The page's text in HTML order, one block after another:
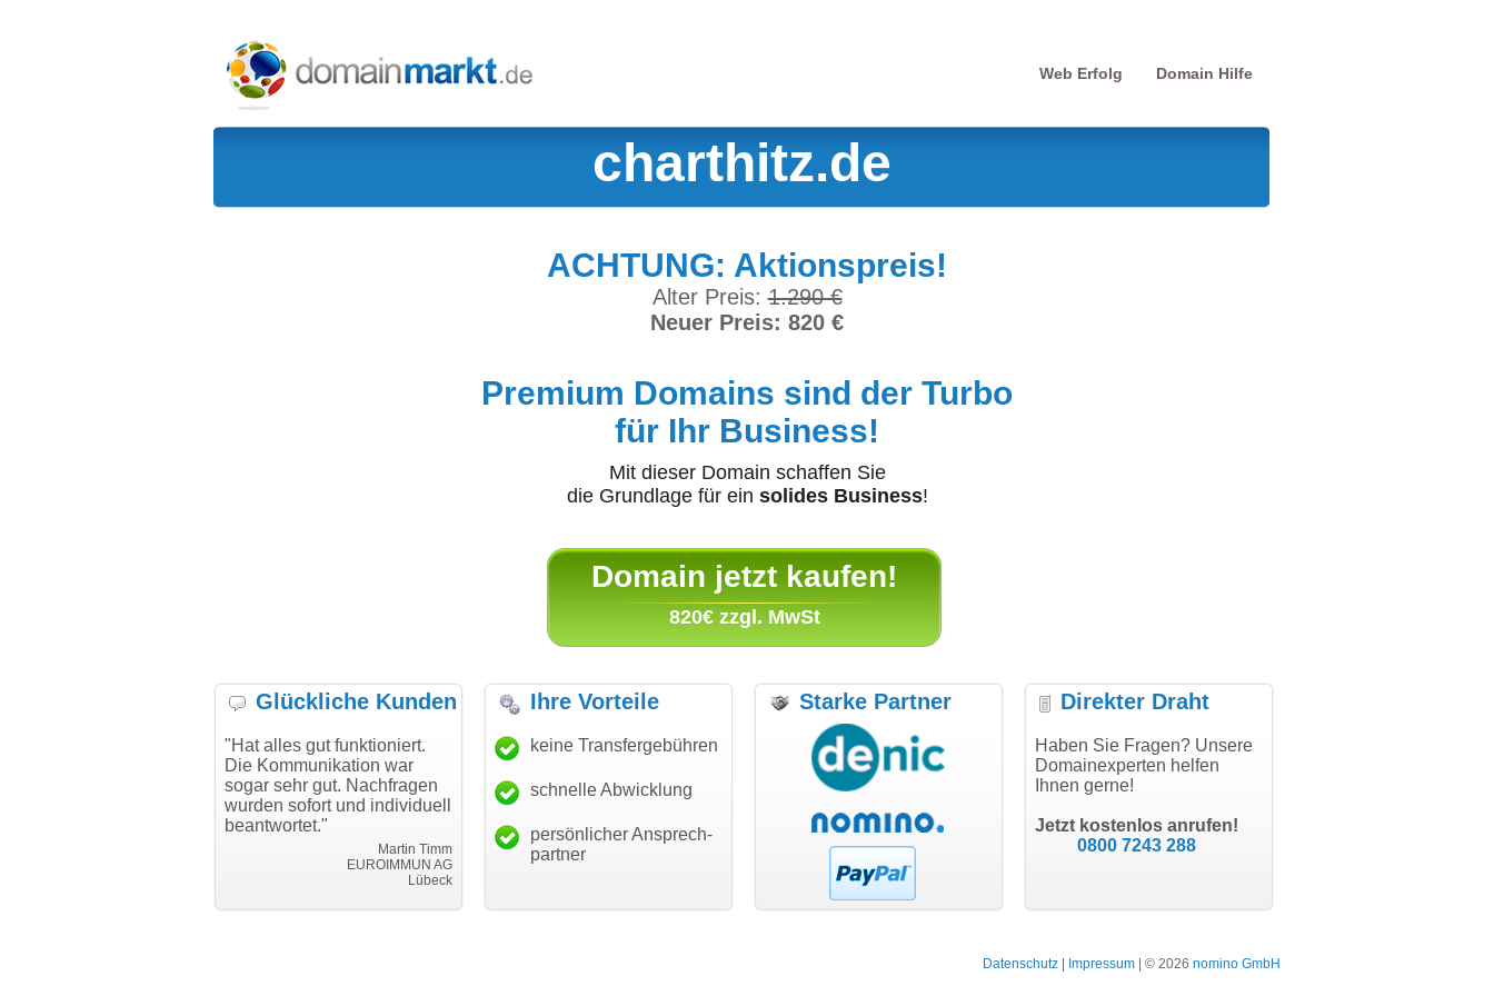
Web Erfolg Domain Hilfe
charthitz.de
ACHTUNG: Aktionspreis!
Alter Preis:1.290 €
Neuer Preis: 820 €
Premium Domains sind der Turbo
für Ihr Business!
Mit dieser Domain schaffen Sie
die Grundlage für ein solides Business!
Domain jetzt kaufen!
820€ zzgl. MwSt
Glückliche Kunden
"Hat alles gut funktioniert.
Die Kommunikation war
sogar sehr gut. Nachfragen
wurden sofort und individuell
beantwortet."
Martin Timm
EUROIMMUN AG
Lübeck
"Danke für den schnellen
Transfer und guten Service!"
Thomas Schäfer
i can eckert communication GmbH
"Ich bin dankbar, meine
Wunschdomain gefunden zu
haben. Die Domain passt für
hundertprozentig."
Janina Köck
Leben im Einklang
leben-im-einklang.de
"Super Abwicklung, vielen
modern software GbR
Landau an der Isar
"Vielen Dank für den
Ihre Vorteile
keine Transfergebühren
schnelle Abwicklung
persönlicher Ansprech-
partner
Starke Partner Direkter Draht
Haben Sie Fragen? Unsere
Domainexperten helfen
Ihnen gerne!
Jetzt kostenlos anrufen!
0800 7243 288
Datenschutz Impressum | © 2026 nomino GmbH